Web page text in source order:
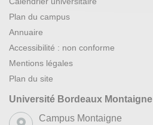
Plan du campus
Annuaire
Accessibilité : non conforme
Mentions légales
Plan du site
Université Bordeaux Montaigne
Campus Montaigne